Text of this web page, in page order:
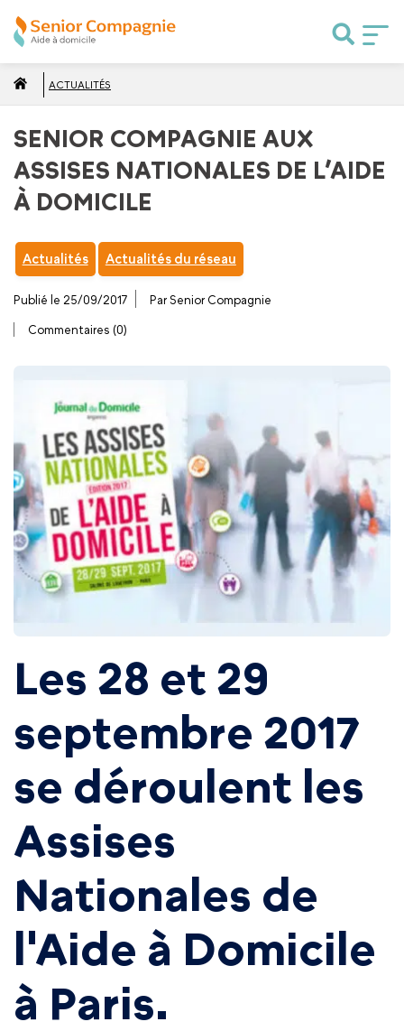
ACTUALITÉS
SENIOR COMPAGNIE AUX
ASSISES NATIONALES DE L’AIDE
À DOMICILE
Actualités Actualités du réseau
Publié le 25/09/2017 Par Senior Compagnie
Commentaires (0)
Les 28 et 29
septembre 2017
se déroulent les
Assises
Nationales de
l'Aide à Domicile
à Paris.